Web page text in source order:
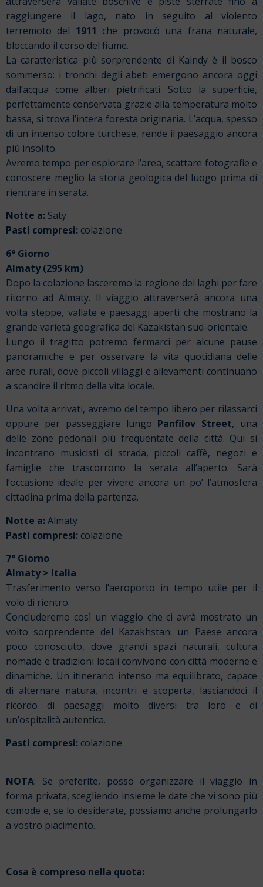
raggiungere il lago, nato in seguito al violento
terremoto del 1911 che provocò una frana naturale,
bloccando il corso del fiume.
La caratteristica più sorprendente di Kaindy è il bosco
sommerso: i tronchi degli abeti emergono ancora oggi
dall’acqua come alberi pietrificati. Sotto la superficie,
perfettamente conservata grazie alla temperatura molto
bassa, si trova l’intera foresta originaria. L’acqua, spesso
di un intenso colore turchese, rende il paesaggio ancora
più insolito.
Avremo tempo per esplorare l’area, scattare fotografie e
conoscere meglio la storia geologica del luogo prima di
rientrare in serata.
Notte a: Saty
Pasti compresi: colazione
6° Giorno
Almaty(295 km)
Dopo la colazione lasceremo la regione dei laghi per fare
ritorno ad Almaty. Il viaggio attraverserà ancora una
volta steppe, vallate e paesaggi aperti che mostrano la
grande varietà geografica del Kazakistan sud-orientale.
Lungo il tragitto potremo fermarci per alcune pause
panoramiche e per osservare la vita quotidiana delle
aree rurali, dove piccoli villaggi e allevamenti continuano
a scandire il ritmo della vita locale.
Una volta arrivati, avremo del tempo libero per rilassarci
oppure per passeggiare lungo Panfilov Street, una
delle zone pedonali più frequentate della città. Qui si
incontrano musicisti di strada, piccoli caffè, negozi e
famiglie che trascorrono la serata all’aperto. Sarà
l’occasione ideale per vivere ancora un po’ l’atmosfera
cittadina prima della partenza.
Notte a:Almaty
Pasti compresi: colazione
7° Giorno
Almaty > Italia
Trasferimento verso l’aeroporto in tempo utile per il
volo di rientro.
Concluderemo così un viaggio che ci avrà mostrato un
volto sorprendente del Kazakhstan: un Paese ancora
poco conosciuto, dove grandi spazi naturali, cultura
nomade e tradizioni locali convivono con città moderne e
dinamiche. Un itinerario intenso ma equilibrato, capace
di alternare natura, incontri e scoperta, lasciandoci il
ricordo di paesaggi molto diversi tra loro e di
un’ospitalità autentica.
Pasti compresi: colazione
NOTA: Se preferite, posso organizzare il viaggio in
forma privata, scegliendo insieme le date che vi sono più
comode e, se lo desiderate, possiamo anche prolungarlo
a vostro piacimento.
Cosa è compreso nella quota: